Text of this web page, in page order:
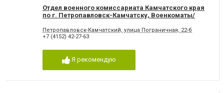
Отдел военного комиссариата Камчатского края
по г. Петропавловск-Камчатску, Военкоматы/
Петропавловск-Камчатский, улица Пограничная, 22-б
+7 (4152) 42-27-63
Я рекомендую